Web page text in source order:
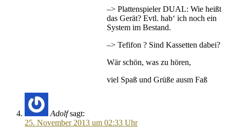
–> Plattenspieler DUAL: Wie heißt
das Gerät? Evtl. hab‘ ich noch ein
System im Bestand.
–> Tefifon ? Sind Kassetten dabei?
Wär schön, was zu hören,
viel Spaß und Grüße ausm Faß
Adolf sagt:
25. November 2013 um 02:33 Uhr